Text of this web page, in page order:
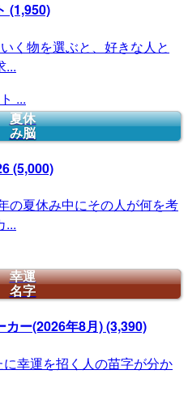
(1,950)
く物を選ぶと、好きな人と
...
...
夏休
み脳
(5,000)
の夏休み中にその人が何を考
...
幸運
名字
カー(2026年8月)(3,390)
幸運を招く人の苗字が分か